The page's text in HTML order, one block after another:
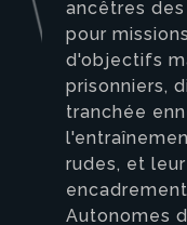
ancêtres
pour
d'objectifs
prisonniers,
tranchée
rudes, et
Autonomes